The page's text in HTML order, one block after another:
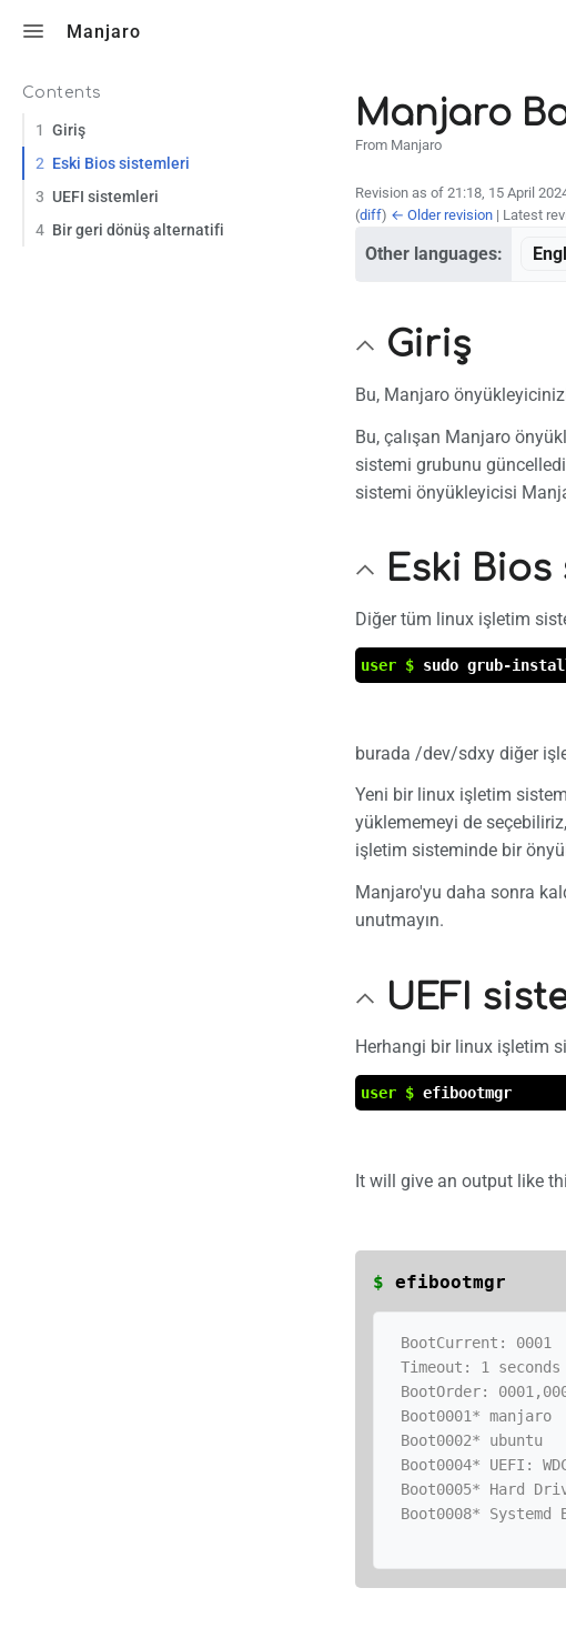
Manjaro
Manjaro
From Manjaro
Revision as of 21:18, 15 April
(diff) ← Older revision | Latest
Other languages:
Contents
1
Giriş
2 Eski Bios sistemleri
3 UEFI sistemleri
4 Bir geri dönüş alternatifi
Giriş
Bu, Manjaro
Bu, çalışan Manjaro
sistemi grubunu
sistemi önyükleyicisi
Eski
Diğer tüm linux işletim
user $ sudo grub-
burada /dev/sdxy diğer
Yeni bir linux işletim
yüklememeyi de
işletim sisteminde bir
Manjaro'yu daha sonra
unutmayın.
UEFI
Herhangi bir linux işletim
user $ efibootmgr
It will give an output like
$ efibootmgr